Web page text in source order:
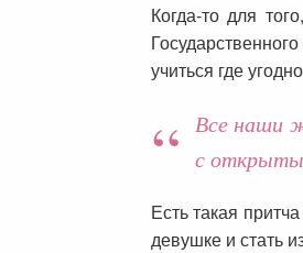
Когда-то для
учиться где
Все наши
с
Есть такая
девушке и стать